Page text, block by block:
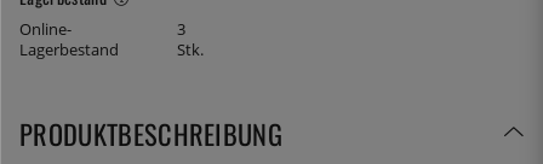
Online-
Lagerbestand
3
Stk.
PRODUKTBESCHREIBUNG